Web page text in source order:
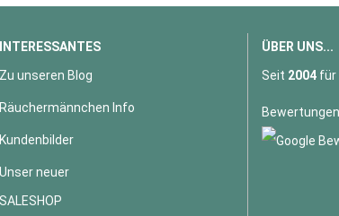
INTERESSANTES
Zu unseren Blog
Räuchermännchen Info
Kundenbilder
Unser neuer
SALESHOP
ÜBER UNS...
Seit 2004 für
Bewertungen